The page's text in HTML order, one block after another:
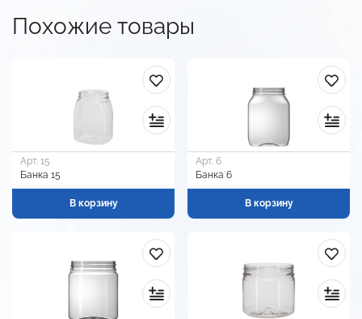
Похожие товары
Арт. 15
Банка 15
В корзину
Арт. 6
Банка 6
В корзину